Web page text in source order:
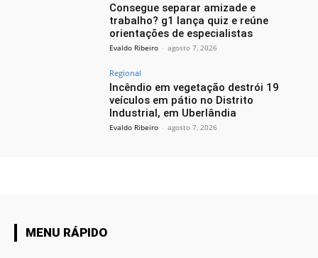
Consegue separar amizade e
trabalho? g1 lança quiz e reúne
orientações de especialistas
Evaldo Ribeiro - agosto 7, 2026
Regional
Incêndio em vegetação destrói 19
veículos em pátio no Distrito
Industrial, em Uberlândia
Evaldo Ribeiro - agosto 7, 2026
MENU RÁPIDO